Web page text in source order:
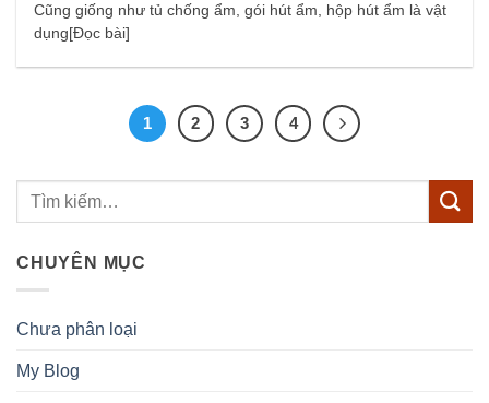
Cũng giống như tủ chống ẩm, gói hút ẩm, hộp hút ẩm là vật
dụng[Đọc bài]
1 2 3 4
CHUYÊN MỤC
Chưa phân loại
My Blog